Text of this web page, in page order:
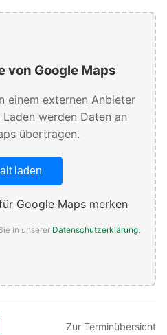
von Google Maps
einem externen Anbieter
werden Daten an
übertragen.
laden
Google Maps merken
in unserer Datenschutzerklärung.
Zur Terminübersicht